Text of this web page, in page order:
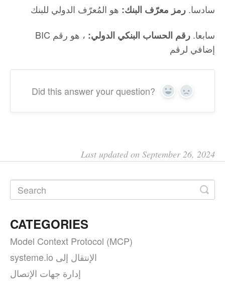
سادسا. رمز معرّف البنك: هو المُعرّف الدولي للبنك
BIC سابعا. رقم الحساب البنكي الدولي: ، هو رقم
إضافي لرقم
Did this answer your question? Yes No
Last updated on September 26, 2024
CATEGORIES
Model Context Protocol (MCP)
systeme.io الإنتقال إلى
إدارة جهات الإتصال